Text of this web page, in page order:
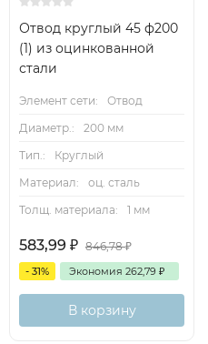
Отвод круглый 45 ф200
(1) из оцинкованной
стали
Элемент сети:
Отвод
Диаметр.:
200 мм
Тип.:
Круглый
Материал:
оц. сталь
Толщ. материала:
1 мм
583,99 ₽ 846,78₽
- 31% Экономия 262,79 ₽
В корзину